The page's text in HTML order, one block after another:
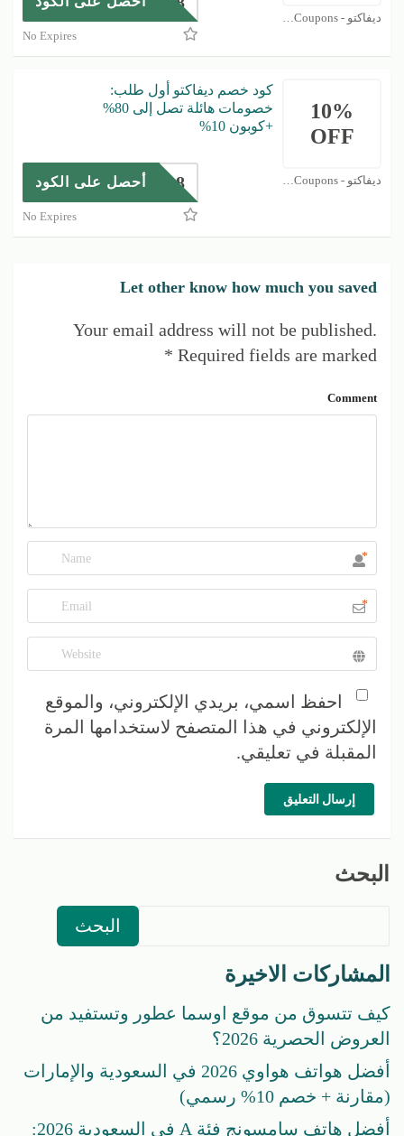
ديفاكتو - DeFacto Coupons
No Expires
10%
OFF
ديفاكتو - DeFacto Coupons
كود خصم ديفاكتو أول طلب:
خصومات هائلة تصل إلى 80%
+كوبون 10%
DEFAR338
أحصل على الكود
No Expires
Let other know how much you saved
Your email address will not be published.
Required fields are marked
*
Comment
*
*
احفظ اسمي، بريدي الإلكتروني، والموقع
الإلكتروني في هذا المتصفح لاستخدامها المرة
المقبلة في تعليقي.
إرسال التعليق
البحث
البحث
المشاركات الاخيرة
كيف تتسوق من موقع اوسما عطور وتستفيد من
العروض الحصرية 2026؟
أفضل هواتف هواوي 2026 في السعودية والإمارات
(مقارنة + خصم 10% رسمي)
أفضل هاتف سامسونج فئة A في السعودية 2026: